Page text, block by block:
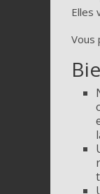
le
de
Call
Elles
Vous